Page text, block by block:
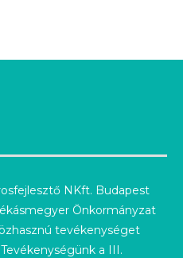
NKft. Budapest
Önkormányzat
tevékenységet
a III.